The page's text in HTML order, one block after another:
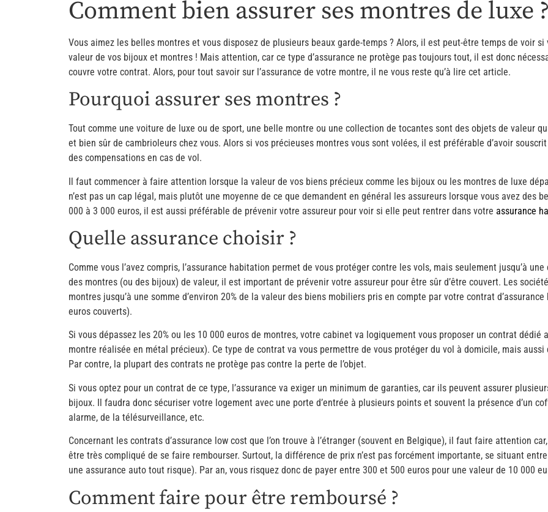
Comment bien assurer ses montres de luxe
Vous aimez les belles montres et vous disposez de plusieurs beaux garde-temps ? Alors, il est peut-être temps de voir
valeur de vos bijoux et montres ! Mais attention, car ce type d’assurance ne protège pas toujours tout, il est donc
couvre votre contrat. Alors, pour tout savoir sur l’assurance de votre montre, il ne vous reste qu’à lire cet article.
Pourquoi assurer ses montres ?
Tout comme une voiture de luxe ou de sport, une belle montre ou une collection de tocantes sont des objets de valeur
et bien sûr de cambrioleurs chez vous. Alors si vos précieuses montres vous sont volées, il est préférable d’avoir
des compensations en cas de vol.
Il faut commencer à faire attention lorsque la valeur de vos biens précieux comme les bijoux ou les montres de luxe
n’est pas un cap légal, mais plutôt une moyenne de ce que demandent en général les assureurs lorsque vous avez des
000 à 3 000 euros, il est aussi préférable de prévenir votre assureur pour voir si elle peut rentrer dans votre assurance
Quelle assurance choisir ?
Comme vous l’avez compris, l’assurance habitation permet de vous protéger contre les vols, mais seulement jusqu’à
des montres (ou des bijoux) de valeur, il est important de prévenir votre assureur pour être sûr d’être couvert. Les
montres jusqu’à une somme d’environ 20% de la valeur des biens mobiliers pris en compte par votre contrat
euros couverts).
Si vous dépassez les 20% ou les 10 000 euros de montres, votre cabinet va logiquement vous proposer un contrat dédié
montre réalisée en métal précieux). Ce type de contrat va vous permettre de vous protéger du vol à domicile, mais aussi
Par contre, la plupart des contrats ne protège pas contre la perte de l’objet.
Si vous optez pour un contrat de ce type, l’assurance va exiger un minimum de garanties, car ils peuvent assurer
bijoux. Il faudra donc sécuriser votre logement avec une porte d’entrée à plusieurs points et souvent la présence d’un
alarme, de la télésurveillance, etc.
Concernant les contrats d’assurance low cost que l’on trouve à l’étranger (souvent en Belgique), il faut faire attention
être très compliqué de se faire rembourser. Surtout, la différence de prix n’est pas forcément importante, se situant
une assurance auto tout risque). Par an, vous risquez donc de payer entre 300 et 500 euros pour une valeur de 10 000
Comment faire pour être remboursé ?